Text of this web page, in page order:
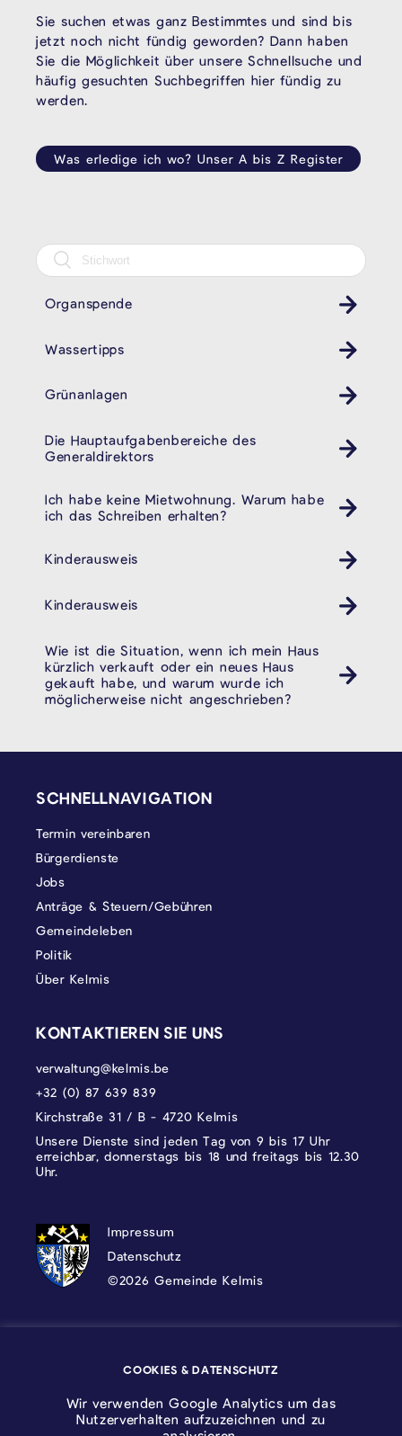
Sie suchen etwas ganz Bestimmtes und sind bis
jetzt noch nicht fündig geworden? Dann haben
Sie die Möglichkeit über unsere Schnellsuche und
häufig gesuchten Suchbegriffen hier fündig zu
werden.
Was erledige ich wo? Unser A bis Z Register
Organspende
Wassertipps
Grünanlagen
Die Hauptaufgabenbereiche des
Generaldirektors
Ich habe keine Mietwohnung. Warum habe
ich das Schreiben erhalten?
Kinderausweis
Kinder Ausweis ID
Kinderausweis
Kinder Ausweis ID
Wie ist die Situation, wenn ich mein Haus
kürzlich verkauft oder ein neues Haus
gekauft habe, und warum wurde ich
möglicherweise nicht angeschrieben?
SCHNELLNAVIGATION
Termin vereinbaren
Bürgerdienste
Jobs
Anträge & Steuern/Gebühren
Gemeindeleben
Politik
Über Kelmis
KONTAKTIEREN SIE UNS
verwaltung@kelmis.be
+32 (0) 87 639 839
Kirchstraße 31 / B - 4720 Kelmis
Unsere Dienste sind jeden Tag von 9 bis 17 Uhr
erreichbar, donnerstags bis 18 und freitags bis 12.30
Uhr.
DATENSCHUTZ, IMPRESSUM UND
Impressum
Datenschutz
©2026 Gemeinde Kelmis
COOKIES & DATENSCHUTZ
Wir verwenden Google Analytics um das
Nutzerverhalten aufzuzeichnen und zu